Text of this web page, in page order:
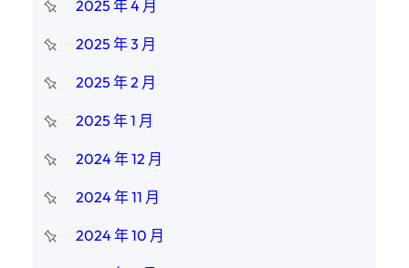
2025 年 4 月
2025 年 3 月
2025 年 2 月
2025 年 1 月
2024 年 12 月
2024 年 11 月
2024 年 10 月